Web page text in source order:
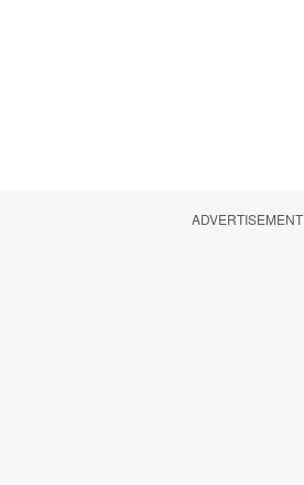
ADVERTISEMENT